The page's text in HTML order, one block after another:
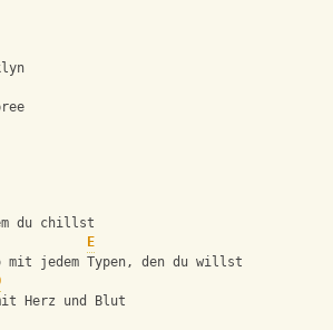
du chillst
E
mit jedem Typen, den du willst
Herz und Blut